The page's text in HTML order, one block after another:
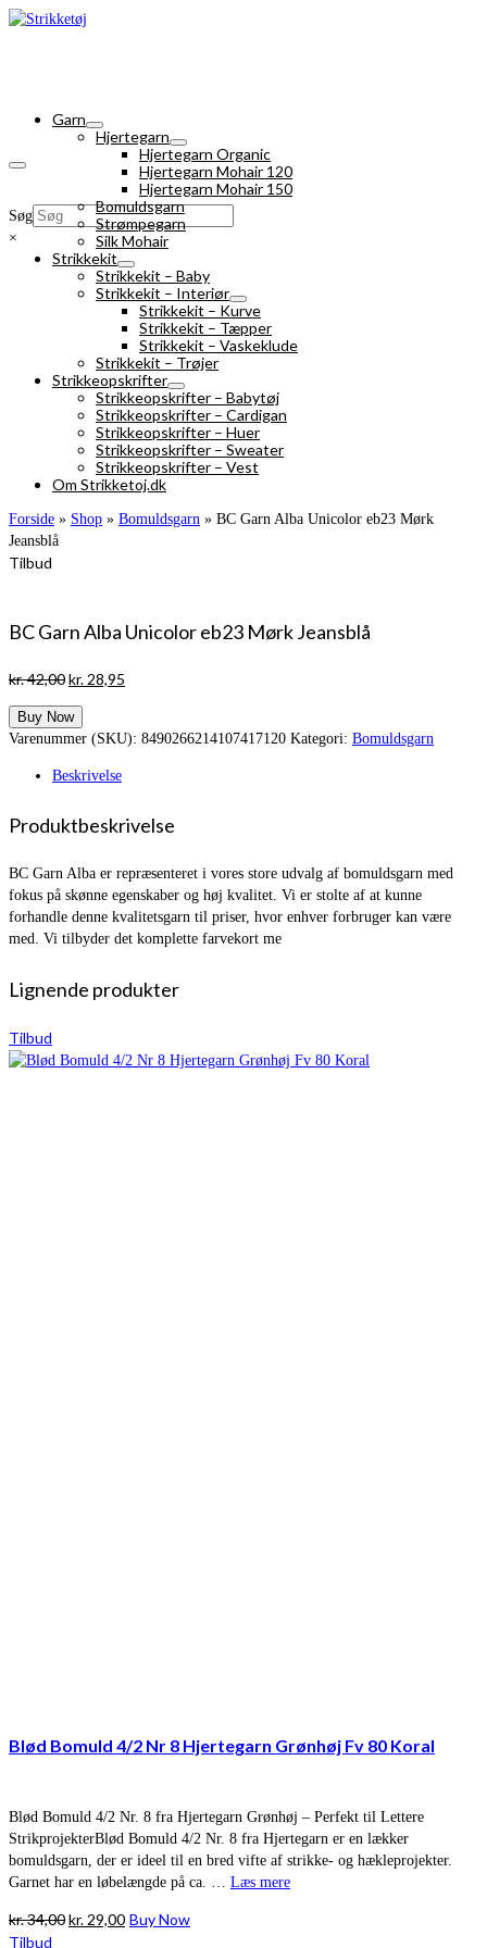
Søg
×
Garn
Hjertegarn
Hjertegarn Organic
Hjertegarn Mohair 120
Hjertegarn Mohair 150
Bomuldsgarn
Strømpegarn
Silk Mohair
Strikkekit
Strikkekit – Baby
Strikkekit – Interiør
Strikkekit – Kurve
Strikkekit – Tæpper
Strikkekit – Vaskeklude
Strikkekit – Trøjer
Strikkeopskrifter
Strikkeopskrifter – Babytøj
Strikkeopskrifter – Cardigan
Strikkeopskrifter – Huer
Strikkeopskrifter – Sweater
Strikkeopskrifter – Vest
Om Strikketoj.dk
Forside » Shop » Bomuldsgarn » BC Garn Alba Unicolor eb23 Mørk
Jeansblå
Tilbud
BC Garn Alba Unicolor eb23 Mørk Jeansblå
kr.42,00Den
pris
var:
kr. 28,95
er:
Buy Now
Varenummer (SKU): 8490266214107417120 Kategori: Bomuldsgarn
Beskrivelse
Produktbeskrivelse
BC Garn Alba er repræsenteret i vores store udvalg af bomuldsgarn med
fokus på skønne egenskaber og høj kvalitet. Vi er stolte af at kunne
forhandle denne kvalitetsgarn til priser, hvor enhver forbruger kan være
med. Vi tilbyder det komplette farvekort me
Lignende produkter
Tilbud
Blød Bomuld 4/2 Nr 8 Hjertegarn Grønhøj Fv 80 Koral
Blød Bomuld 4/2 Nr. 8 fra Hjertegarn Grønhøj – Perfekt til Lettere
StrikprojekterBlød Bomuld 4/2 Nr. 8 fra Hjertegarn er en lækker
bomuldsgarn, der er ideel til en bred vifte af strikke- og hækleprojekter.
Garnet har en løbelængde på ca. … Læs mere
kr.34,00Den
kr.29,00Den
Buy Now
Tilbud